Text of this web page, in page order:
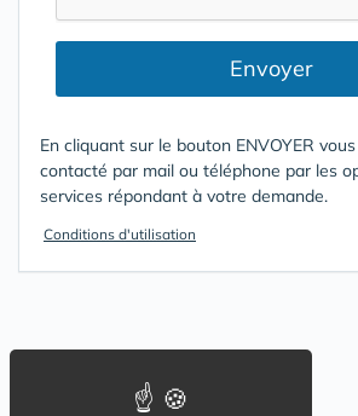
Envoyer
En cliquant sur le bouton ENVOYER
contacté par mail ou téléphone par les
services répondant à votre demande.
Conditions d'utilisation